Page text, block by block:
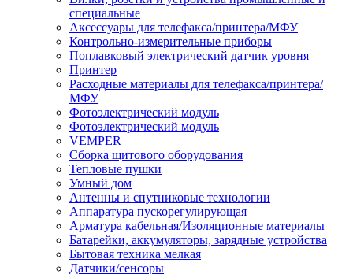
специальные
Аксессуары для телефакса/принтера/МФУ
Контрольно-измерительные приборы
Поплавковый электрический датчик уровня
Принтер
Расходные материалы для телефакса/принтера/
МФУ
Фотоэлектрический модуль
Фотоэлектрический модуль
VEMPER
Сборка щитового оборудования
Тепловые пушки
Умный дом
Антенны и спутниковые технологии
Аппаратура пускорегулирующая
Арматура кабельная/Изоляционные материалы
Батарейки, аккумуляторы, зарядные устройства
Бытовая техника мелкая
Датчики/сенсоры